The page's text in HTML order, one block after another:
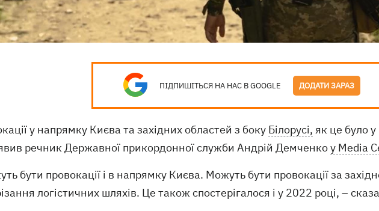
ПІДПИШІТЬСЯ НА НАС В GOOGLE ДОДАТИ ЗАРАЗ
у напрямку Києва та західних областей з боку Білорусі, як це було
речник Державної прикордонної служби Андрій Демченкоу Media
бути провокації і в напрямку Києва. Можуть бути провокації за
логістичних шляхів. Це також спостерігалося і у 2022 році, –